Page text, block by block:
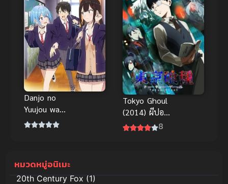
Danjo no
Yuujou wa
Seiritsu suru?
(ไม่ใช่!!)
Tokyo Ghoul
(2014) ผีปอบ
โตเกียว ภาค
8
หมวดหมู่อนิเมะ
20th Century Fox(1)